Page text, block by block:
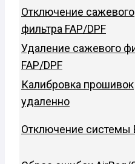
Отключение сажевого
фильтра FAP/DPF
Удаление сажевого
FAP/DPF
Калибровка прошивок
удаленно
Отключение системы